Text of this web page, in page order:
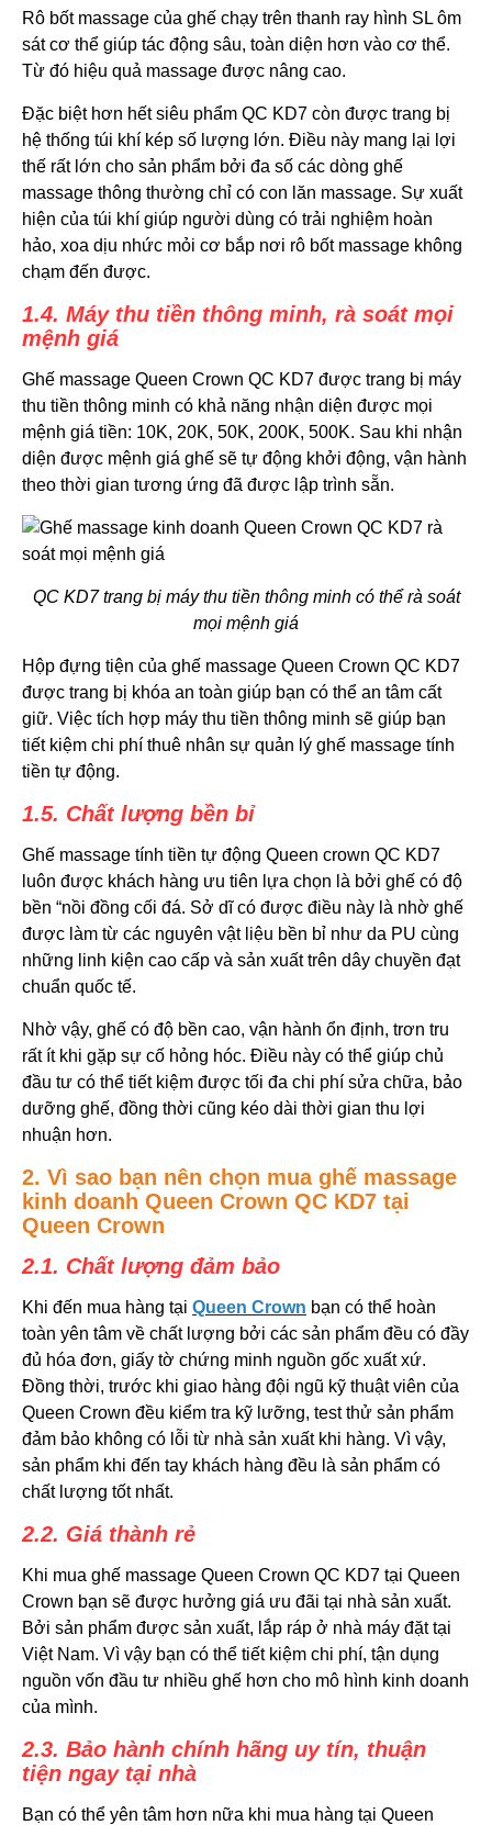
Rô bốt massage của ghế chạy trên thanh ray hình SL ôm
sát cơ thể giúp tác động sâu, toàn diện hơn vào cơ thể.
Từ đó hiệu quả massage được nâng cao.
Đặc biệt hơn hết siêu phẩm QC KD7 còn được trang bị
hệ thống túi khí kép số lượng lớn. Điều này mang lại lợi
thế rất lớn cho sản phẩm bởi đa số các dòng ghế
massage thông thường chỉ có con lăn massage. Sự xuất
hiện của túi khí giúp người dùng có trải nghiệm hoàn
hảo, xoa dịu nhức mỏi cơ bắp nơi rô bốt massage không
chạm đến được.
1.4. Máy thu tiền thông minh, rà soát mọi
mệnh giá
Ghế massage Queen Crown QC KD7 được trang bị máy
thu tiền thông minh có khả năng nhận diện được mọi
mệnh giá tiền: 10K, 20K, 50K, 200K, 500K. Sau khi nhận
diện được mệnh giá ghế sẽ tự động khởi động, vận hành
theo thời gian tương ứng đã được lập trình sẵn.
QC KD7 trang bị máy thu tiền thông minh có thể rà soát
mọi mệnh giá
Hộp đựng tiện của ghế massage Queen Crown QC KD7
được trang bị khóa an toàn giúp bạn có thể an tâm cất
giữ. Việc tích hợp máy thu tiền thông minh sẽ giúp bạn
tiết kiệm chi phí thuê nhân sự quản lý ghế massage tính
tiền tự động.
1.5. Chất lượng bền bỉ
Ghế massage tính tiền tự động Queen crown QC KD7
luôn được khách hàng ưu tiên lựa chọn là bởi ghế có độ
bền “nồi đồng cối đá. Sở dĩ có được điều này là nhờ ghế
được làm từ các nguyên vật liệu bền bỉ như da PU cùng
những linh kiện cao cấp và sản xuất trên dây chuyền đạt
chuẩn quốc tế.
Nhờ vậy, ghế có độ bền cao, vận hành ổn định, trơn tru
rất ít khi gặp sự cố hỏng hóc. Điều này có thể giúp chủ
đầu tư có thể tiết kiệm được tối đa chi phí sửa chữa, bảo
dưỡng ghế, đồng thời cũng kéo dài thời gian thu lợi
nhuận hơn.
2. Vì sao bạn nên chọn mua ghế massage
kinh doanh Queen Crown QC KD7 tại
Queen Crown
2.1. Chất lượng đảm bảo
Khi đến mua hàng tại Queen Crown bạn có thể hoàn
toàn yên tâm về chất lượng bởi các sản phẩm đều có đầy
đủ hóa đơn, giấy tờ chứng minh nguồn gốc xuất xứ.
Đồng thời, trước khi giao hàng đội ngũ kỹ thuật viên của
Queen Crown đều kiểm tra kỹ lưỡng, test thử sản phẩm
đảm bảo không có lỗi từ nhà sản xuất khi hàng. Vì vậy,
sản phẩm khi đến tay khách hàng đều là sản phẩm có
chất lượng tốt nhất.
2.2. Giá thành rẻ
Khi mua ghế massage Queen Crown QC KD7 tại Queen
Crown bạn sẽ được hưởng giá ưu đãi tại nhà sản xuất.
Bởi sản phẩm được sản xuất, lắp ráp ở nhà máy đặt tại
Việt Nam. Vì vậy bạn có thể tiết kiệm chi phí, tận dụng
nguồn vốn đầu tư nhiều ghế hơn cho mô hình kinh doanh
của mình.
2.3. Bảo hành chính hãng uy tín, thuận
tiện ngay tại nhà
Bạn có thể yên tâm hơn nữa khi mua hàng tại Queen